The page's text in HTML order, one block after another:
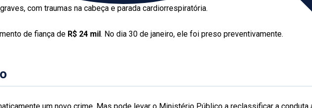
com traumas na cabeça e parada cardiorrespiratória.
de fiança de R$ 24 mil . No dia 30 de janeiro, ele foi preso preventivamente.